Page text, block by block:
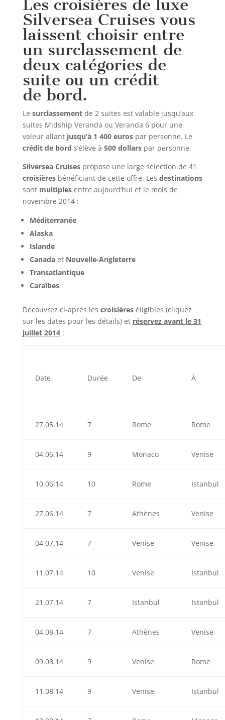
Les croisières de luxe
Silversea Cruises vous
laissent choisir entre
un surclassement de
deux catégories de
suite ou un crédit
de bord.
Le surclassementde 2 suites est valable jusqu’aux
suites Midship Veranda ou Veranda 6 pour une
valeur allant jusqu’à 1 400 eurospar personne. Le
crédit de bord s’élève à 500 dollarspar personne.
Silversea Cruisespropose une large sélection de 41
croisièresbénéficiant de cette offre. Les destinations
sont multiplesentre aujourd’hui et le mois de
novembre 2014 :
Méditerranée
Alaska
Islande
Canadaet Nouvelle-Angleterre
Transatlantique
Caraïbes
Découvrez ci-après les croisièreséligibles (cliquez
sur les dates pour les détails) et réservez avant le 31
juillet 2014:
Date Durée De À
27.05.14 7 Rome Rome
04.06.14 9 Monaco Venise
10.06.14 10 Rome Istanbul
27.06.14 7 Athènes Venise
04.07.14 7 Venise Venise
11.07.14 10 Venise Istanbul
21.07.14 7 Istanbul Istanbul
04.08.14 7 Athènes Venise
09.08.14 9 Venise Rome
11.08.14 9 Venise Istanbul